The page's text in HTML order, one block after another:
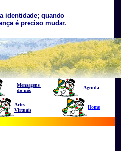
identidade; quando
é preciso mudar.
Mensagens
do mês
Agenda
Artes
Virtuais
Home